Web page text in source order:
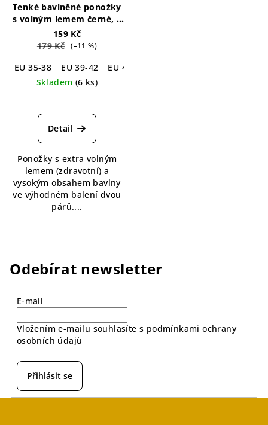
Tenké bavlněné ponožky
s volným lemem černé, 2
Loose Top Cotton
Socks Black 2-pack
159 Kč
179 Kč (–11 %)
EU 35-38 EU 39-42 EU 43-46
Skladem (6 ks)
hodnocení
produktu
z
5
hvězdiček.
Detail
Ponožky s extra volným
lemem (zdravotní) a
vysokým obsahem bavlny
ve výhodném balení dvou
párů....
Odebírat newsletter
E-mail
Vložením e-mailu souhlasíte s podmínkami ochrany
osobních údajů
Přihlásit se